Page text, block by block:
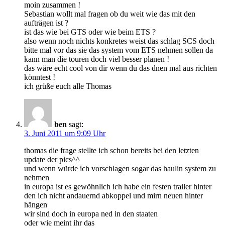
moin zusammen !
Sebastian wollt mal fragen ob du weit wie das mit den
aufträgen ist ?
ist das wie bei GTS oder wie beim ETS ?
also wenn noch nichts konkretes weist das schlag SCS doch
bitte mal vor das sie das system vom ETS nehmen sollen da
kann man die touren doch viel besser planen !
das wäre echt cool von dir wenn du das dnen mal aus richten
könntest !
ich grüße euch alle Thomas
ben sagt:
3. Juni 2011 um 9:09 Uhr
thomas die frage stellte ich schon bereits bei den letzten
update der pics^^
und wenn würde ich vorschlagen sogar das haulin system zu
nehmen
in europa ist es gewöhnlich ich habe ein festen trailer hinter
den ich nicht andauernd abkoppel und mirn neuen hinter
hängen
wir sind doch in europa ned in den staaten
oder wie meint ihr das